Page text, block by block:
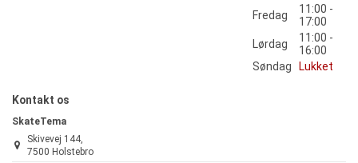
Fredag
11:00 -
17:00
Lørdag
11:00 -
16:00
Søndag
Lukket
Kontakt os
SkateTema
Skivevej 144,
7500 Holstebro